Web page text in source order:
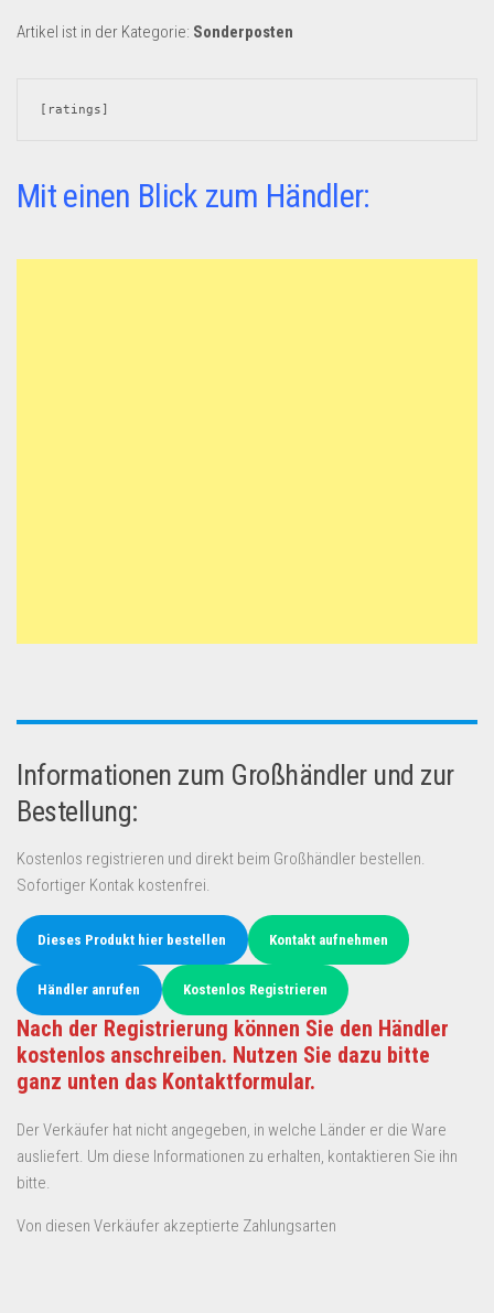
Lidl
Artikel ist in der Kategorie: Sonderposten
[ratings]
Mit einen Blick zum Händler:
Informationen zum Großhändler und zur
Bestellung:
Kostenlos registrieren und direkt beim Großhändler bestellen.
Sofortiger Kontak kostenfrei.
Dieses Produkt hier bestellen Kontakt aufnehmen
Händler anrufen Kostenlos Registrieren
Nach der Registrierung können Sie den Händler
kostenlos anschreiben. Nutzen Sie dazu bitte
ganz unten das Kontaktformular.
Der Verkäufer hat nicht angegeben, in welche Länder er die Ware
ausliefert. Um diese Informationen zu erhalten, kontaktieren Sie ihn
bitte.
Von diesen Verkäufer akzeptierte Zahlungsarten